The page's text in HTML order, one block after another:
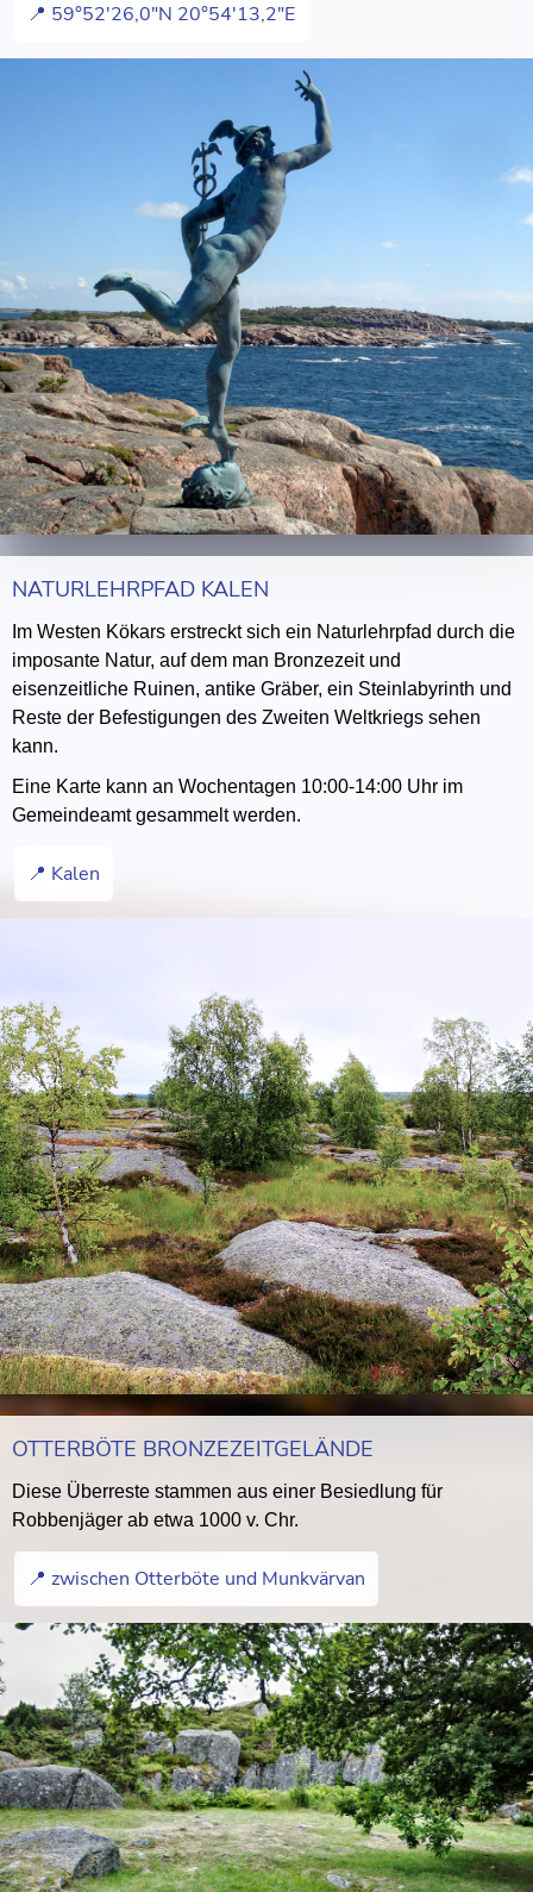
📍 59°52'26,0"N 20°54'13,2"E
NATURLEHRPFAD KALEN
Im Westen Kökars erstreckt sich ein Naturlehrpfad durch die
imposante Natur, auf dem man Bronzezeit und
eisenzeitliche Ruinen, antike Gräber, ein Steinlabyrinth und
Reste der Befestigungen des Zweiten Weltkriegs sehen
kann.
Eine Karte kann an Wochentagen 10:00-14:00 Uhr im
Gemeindeamt gesammelt werden.
📍 Kalen
OTTERBÖTE BRONZEZEITGELÄNDE
Diese Überreste stammen aus einer Besiedlung für
Robbenjäger ab etwa 1000 v. Chr.
📍 zwischen Otterböte und Munkvärvan